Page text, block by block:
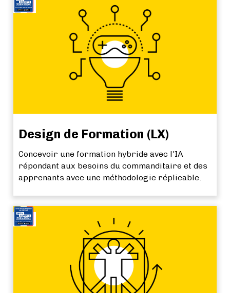
NEW
Design de Formation (LX)
Concevoir une formation hybride avec l'IA
répondant aux besoins du commanditaire et des
apprenants avec une méthodologie réplicable.
NEW